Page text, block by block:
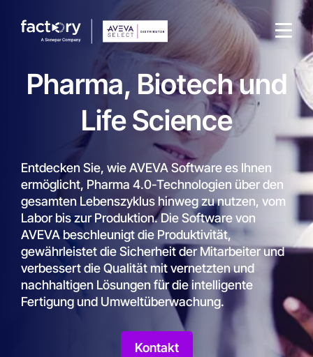
Wonach suchst du ?
Pharma, Biotech und
Life Science
Entdecken Sie, wie AVEVA Software es Ihnen
ermöglicht, Pharma 4.0-Technologien über den
gesamten Lebenszyklus hinweg zu nutzen, vom
Labor bis zur Produktion. Die Software von
AVEVA beschleunigt die Produktivität,
gewährleistet die Sicherheit der Mitarbeiter und
verbessert die Qualität mit vernetzten und
nachhaltigen Lösungen für die intelligente
Fertigung und Umweltüberwachung.
Kontakt